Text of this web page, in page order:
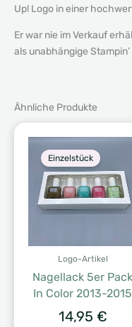
Up! Logo in einer
Er war nie im Verkauf
als unabhängige
Ähnliche Produkte
Einzelstück
Logo-Artikel
Nagellack 5er Pack
In Color 2013-2015
14,95 €